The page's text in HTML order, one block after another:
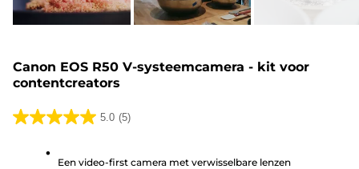
Canon EOS R50 V-systeemcamera - kit voor
contentcreators
5.0 (5)
5.0
Een video-first camera met verwisselbare lenzen